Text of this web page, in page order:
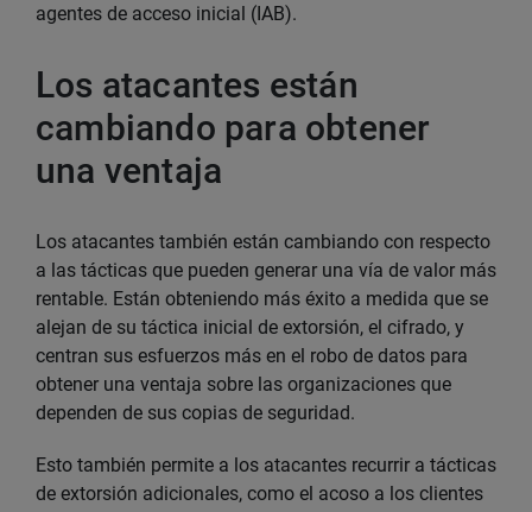
agentes de acceso inicial (IAB).
Los atacantes están
cambiando para obtener
una ventaja
Los atacantes también están cambiando con respecto
a las tácticas que pueden generar una vía de valor más
rentable. Están obteniendo más éxito a medida que se
alejan de su táctica inicial de extorsión, el cifrado, y
centran sus esfuerzos más en el robo de datos para
obtener una ventaja sobre las organizaciones que
dependen de sus copias de seguridad.
Esto también permite a los atacantes recurrir a tácticas
de extorsión adicionales, como el acoso a los clientes